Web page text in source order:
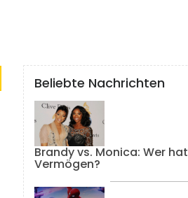
Beliebte Nachrichten
Brandy vs. Monica: Wer
Vermögen?